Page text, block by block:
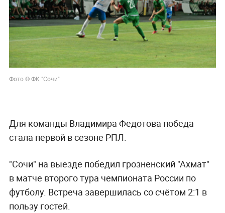
Фото © ФК "Сочи"
Для команды Владимира Федотова победа
стала первой в сезоне РПЛ.
"Сочи" на выезде победил грозненский "Ахмат"
в матче второго тура чемпионата России по
футболу. Встреча завершилась со счётом 2:1 в
пользу гостей.